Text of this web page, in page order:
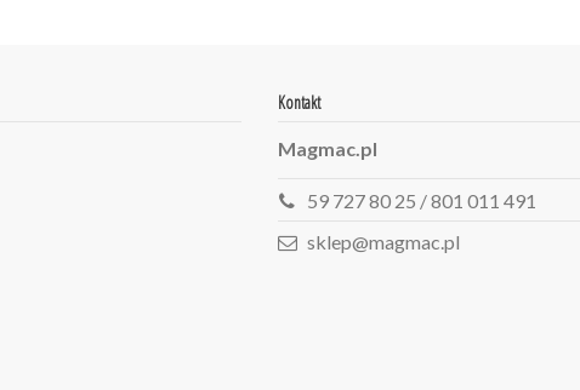
Kontakt
Magmac.pl
59 727 80 25 / 801 011 491
sklep@magmac.pl